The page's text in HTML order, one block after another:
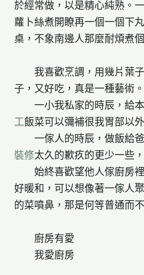
於經常做，以是精心純熟。
蘿卜絲煮開瞭再一個一個下
桌，不象南邊人那麼耐煩煮
我喜歡烹調，用幾片葉子
子，又好吃，真是一種藝術。
一小我私家的時辰，給本
工飯菜可以彌補很我胃部以
一傢人的時辰，做飯給爸
裝修太久的歉疚的更少一些，
始終喜歡望他人傢廚房裡
好暖和，可以想像著一傢人
的菜噴鼻，那是何等普通而
廚房有愛
我愛廚房